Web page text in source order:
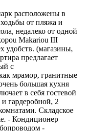
расположены в
от пляжа и
недалеко от одной
Makariou III
удобств. (магазины,
предлагает
с
мрамор, гранитные
большая кухня
в себя гостевой
гардеробной, 2
Складское
- Кондиционер
-